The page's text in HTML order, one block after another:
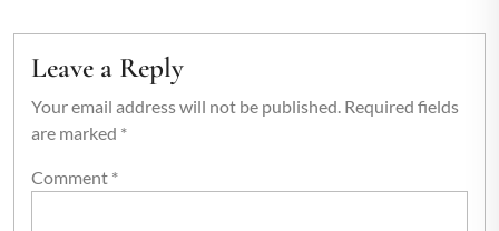
Leave a Reply
Your email address will not be published. Required fields
are marked *
Comment *